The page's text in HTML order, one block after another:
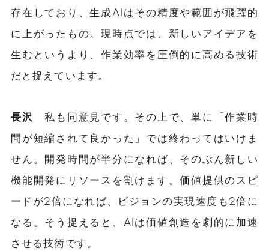
存在しており、生成AIはその精度や範囲が飛躍的
に上がったもの。現時点では、新しいアイデアを
生むというより、作業効率を圧倒的に高める技術
だと捉えています。
長沢私も同意見です。その上で、単に「作業時
間が短縮されて良かった」では終わってはいけま
せん。開発時間が半分になれば、そのぶん新しい
機能開発にリソースを割けます。価値提供のスピ
ードが2倍になれば、ビジョンの実現速度も2倍に
なる。そう捉えると、AIは価値創造を劇的に加速
させる技術です。